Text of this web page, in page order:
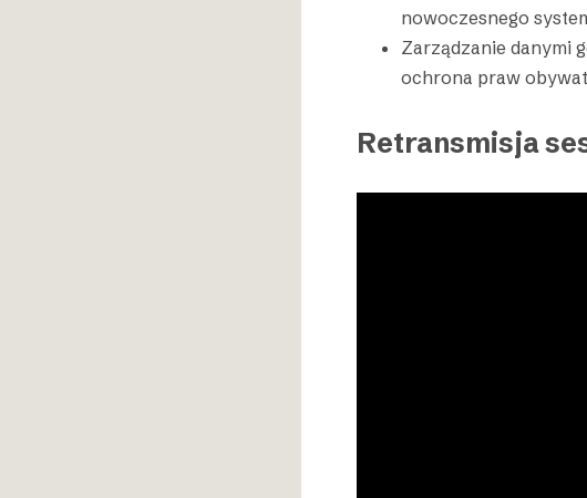
nowoczesnego
Zarządzanie danymi
ochrona praw
Retransmisja